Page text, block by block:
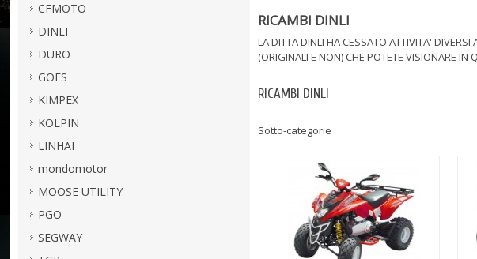
CFMOTO
DINLI
DURO
GOES
KIMPEX
KOLPIN
LINHAI
mondomotor
MOOSE UTILITY
PGO
SEGWAY
RICAMBI DINLI
LA DITTA DINLI HA CESSATO ATTIVITA'
(ORIGINALI E NON) CHE POTETE VISIONARE IN
RICAMBI DINLI
Sotto-categorie